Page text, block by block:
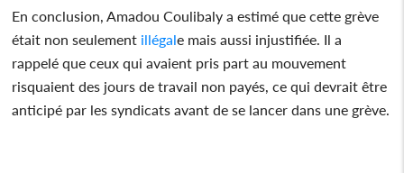
En conclusion, Amadou Coulibaly a estimé que cette grève
était non seulement illégale mais aussi injustifiée. Il a
rappelé que ceux qui avaient pris part au mouvement
risquaient des jours de travail non payés, ce qui devrait être
anticipé par les syndicats avant de se lancer dans une grève.